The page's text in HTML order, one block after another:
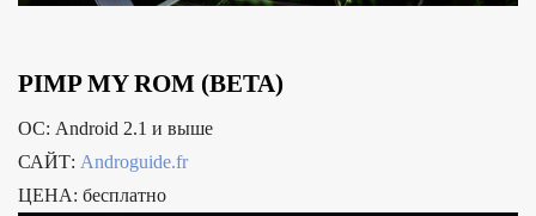
PIMP MY ROM (BETA)
ОС: Android 2.1 и выше
САЙТ: Androguide.fr
ЦЕНА: бесплатно